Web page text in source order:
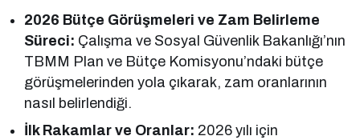
2026 Bütçe Görüşmeleri ve Zam Belirleme
Süreci: Çalışma ve Sosyal Güvenlik Bakanlığı’nın
TBMM Plan ve Bütçe Komisyonu’ndaki bütçe
görüşmelerinden yola çıkarak, zam oranlarının
nasıl belirlendiği.
İlk Rakamlar ve Oranlar: 2026 yılı için